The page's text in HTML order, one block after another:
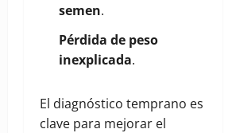
semen.
Pérdida de peso
inexplicada.
El diagnóstico temprano es
clave para mejorar el